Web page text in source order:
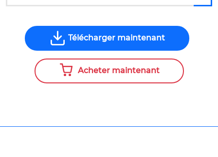
Télécharger maintenant
Acheter maintenant